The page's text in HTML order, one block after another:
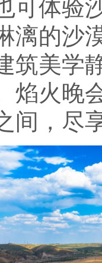
可体验
漓的沙
筑美学
焰火晚
间，尽